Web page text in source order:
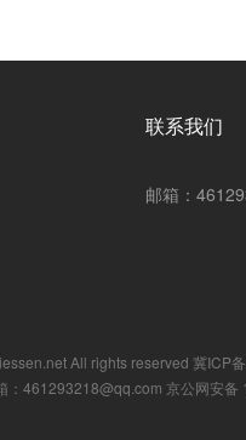
联系我们
邮箱：
All rights reserved 冀ICP
：461293218@qq.com 京公网安